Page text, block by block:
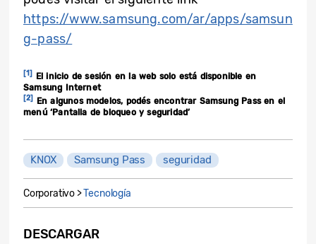
https://www.samsung.com/ar/apps/samsun
g-pass/
[1]
El inicio de sesión en la web solo está disponible en
Samsung Internet
[2]
En algunos modelos, podés encontrar Samsung Pass en el
menú ‘Pantalla de bloqueo y seguridad’
KNOX Samsung Pass seguridad
Corporativo >Tecnología
DESCARGAR